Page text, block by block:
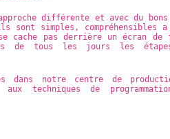
différente et avec du bons
sont simples, compréhensibles
cache pas derrière un écran de
de tous les jours les
dans notre centre de
techniques de